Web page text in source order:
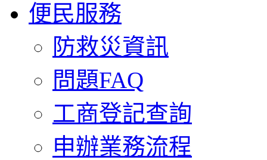
便民服務
防救災資訊
問題FAQ
工商登記查詢
申辦業務流程